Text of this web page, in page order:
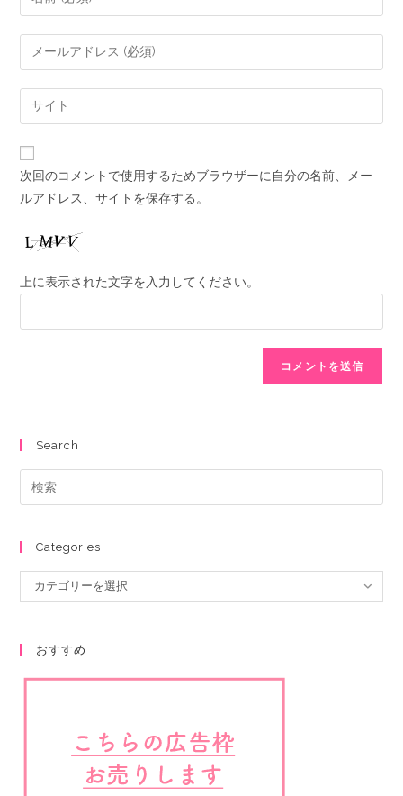
次回のコメントで使用するためブラウザーに自分の名前、メー
ルアドレス、サイトを保存する。
上に表示された文字を入力してください。
Search
Categories
カテゴリーを選択
おすすめ